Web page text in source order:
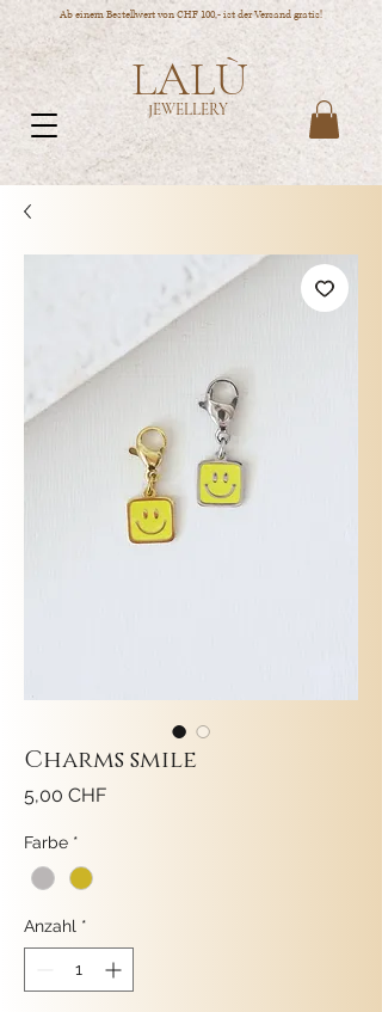
Ab einem Bestellwert von CHF 100,- ist der Versand gratis!
LALÙ
JEWELLERY
Charms smile
5,00 CHFPreis
Farbe *
Anzahl *